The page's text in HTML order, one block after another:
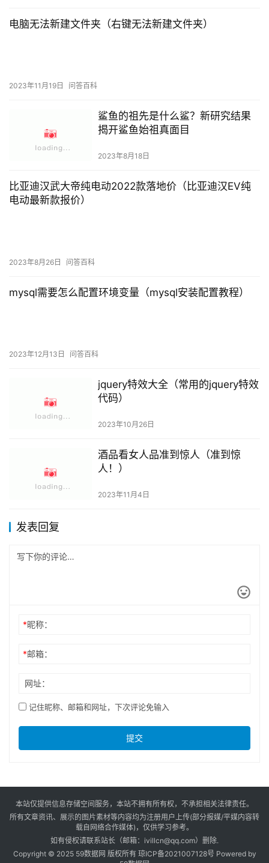
电脑无法新建文件夹（右键无法新建文件夹）
2023年11月19日 问答百科
鲨鱼的祖先是什么鲨？新研究结果
揭开鲨鱼始祖真面目
2023年8月18日
比亚迪汉武大帝纯电动2022款落地价（比亚迪汉EV纯
电动最新款报价）
2023年8月26日 问答百科
mysql需要怎么配置环境变量（mysql安装配置教程）
2023年12月13日 问答百科
jquery特效大全（常用的jquery特效
代码）
2023年10月26日
酒品看女人品准到惊人（准到惊
人！）
2023年11月4日
发表回复
*昵称：
*邮箱：
网址：
记住昵称、邮箱和网址，下次评论免输入
提交
本站仅提供信息存储空间服务，本站不拥有所有权，不承担相关法律责任。
所有文章资讯、展示的图片素材等内容均为注册用户上传(部分报媒/平媒内容转
载自网络合作媒体)，仅供学习参考。
如有侵权请联系站长（邮箱：ivillcn@qq.com）删除.
Copyright © 2025 59数据网 版权所有 琼ICP备2021007128号 Powered by